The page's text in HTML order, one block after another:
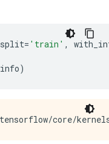
split= 'train' ,
info)